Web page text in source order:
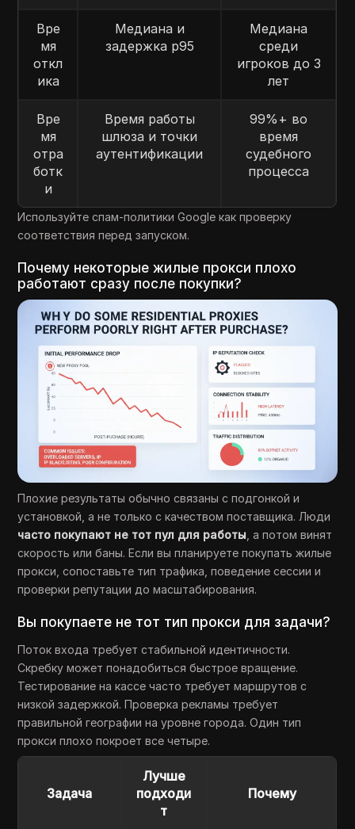
Вре
мя
откл
ика
Медиана и
задержка p95
Медиана
среди
игроков до 3
лет
Вре
мя
отра
ботк
и
Время работы
шлюза и точки
аутентификации
99%+ во
время
судебного
процесса
Используйте спам-политики Google как проверку
соответствия перед запуском.
Почему некоторые жилые прокси плохо
работают сразу после покупки?
Плохие результаты обычно связаны с подгонкой и
установкой, а не только с качеством поставщика. Люди
часто покупают не тот пул для работы , а потом винят
скорость или баны. Если вы планируете покупать жилые
прокси, сопоставьте тип трафика, поведение сессии и
проверки репутации до масштабирования.
Вы покупаете не тот тип прокси для задачи?
Поток входа требует стабильной идентичности.
Скребку может понадобиться быстрое вращение.
Тестирование на кассе часто требует маршрутов с
низкой задержкой. Проверка рекламы требует
правильной географии на уровне города. Один тип
прокси плохо покроет все четыре.
Задача
Лучше
подходи
т
Почему